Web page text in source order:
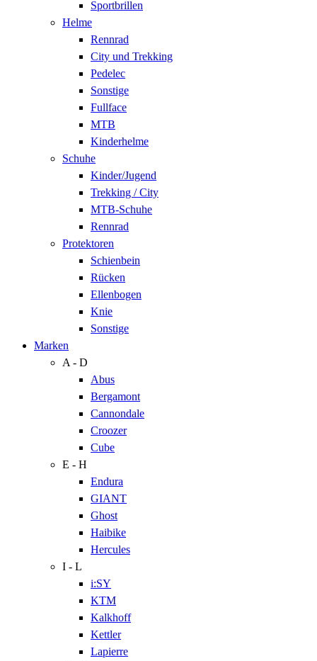
Sportbrillen
Helme
Rennrad
City und Trekking
Pedelec
Sonstige
Fullface
MTB
Kinderhelme
Schuhe
Kinder/Jugend
Trekking / City
MTB-Schuhe
Rennrad
Protektoren
Schienbein
Rücken
Ellenbogen
Knie
Sonstige
Marken
A - D
Abus
Bergamont
Cannondale
Croozer
Cube
E - H
Endura
GIANT
Ghost
Haibike
Hercules
I - L
i:SY
KTM
Kalkhoff
Kettler
Lapierre